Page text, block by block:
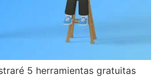
5 herramientas gratuitas